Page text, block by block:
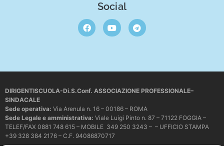
Social
DIRIGENTISCUOLA-Di.S.Conf. ASSOCIAZIONE PROFESSIONALE–
SINDACALE
Sede operativa: Via Arenula n. 16 – 00186 – ROMA
Sede Legale e amministrativa: Viale Luigi Pinto n. 87 – 71122 FOGGIA –
TELEF/FAX 0881 748 615 – MOBILE 349 250 3243 – – UFFICIO STAMPA
+39 328 384 2176 – C.F. 94086870717